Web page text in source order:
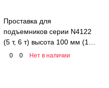
Проставка для
подъемников серии N4122
(5 т, 6 т) высота 100 мм (1
шт.) NORDBERG 01-
0 0 Нет в наличии